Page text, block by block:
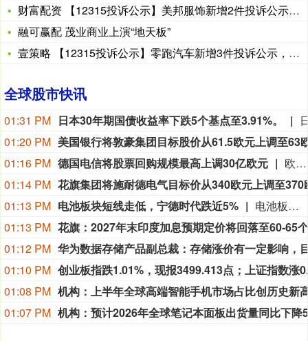
财富配资 【12315投诉公示】美邦服饰新增2件投诉公示，涉
融可赢配 茂业商业上演“地天板”
壹策略 【12315投诉公示】零跑汽车新增3件投诉公示，涉及
全球股市快讯
01:31 PM 日本30年期国债收益率下跌5个基点至3.91%。
01:20 PM
01:16 PM 德国电信将股票回购规模最高上调30亿欧元
欧洲最大电信运营商德国电信公布符合预期的第二季度业绩后，将其2026年股票回购计划最高追加30亿欧元（折合35亿美元）。德国电信周四发布声明表示，董事会于8月6日会议批准本次回购计划，此举旨在应对公司股价低迷；本次新增回购后，全年回购总规模最高可达50亿欧元。德国电信第二季度营收增长4.4%，达到299亿欧元；分析师预期均值为300亿欧元。得益于持有美国T‑Mobile的多数股权，德国电信近年表现优于欧洲同业，对冲了德国及全欧洲的行业竞争压力。依托美国T‑Mobile的经营表现，公司周四上调全年租赁后自由现金流指引，由原先的逾198亿欧元上调至约200亿欧元。公司称，在2026年已根据此前公布的回购计划完成约12亿欧元的股票回购。德国电信股价年内累计下跌约1%。
01:14 PM
01:13 PM 电池板块短线走低，宁德时代跌近5%
电池板块短线走低，圣阳股份、宁德时代、领湃科技、金银河、容百科技等走低。
01:13 PM
01:12 PM
01:10 PM
01:08 PM
01:07 PM